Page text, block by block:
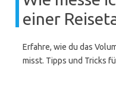
einer
Erfahre, wie du das
misst. Tipps und Tricks